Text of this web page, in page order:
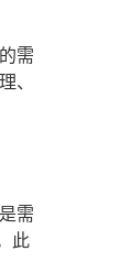
需
、
需
此